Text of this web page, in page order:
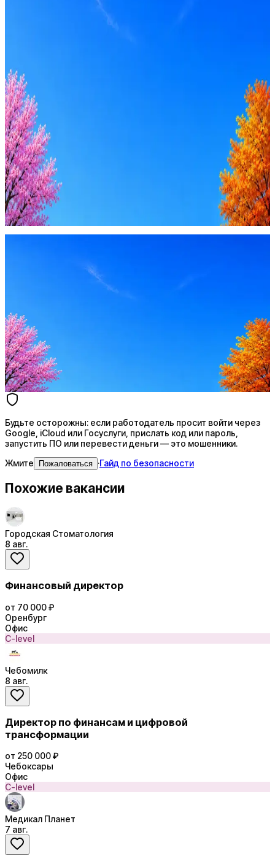
Оффер быстрее с Эйч
Будьте осторожны: если работодатель просит войти через
Google, iCloud или Госуслуги, прислать код или пароль,
запустить ПО или перевести деньги — это мошенники.
Жмите Пожаловаться
Стратегия поиска с AI: рынки, позиции, вилка, каналы
Будьте осторожны: если работодатель просит войти через
Google, iCloud или Госуслуги, прислать код или пароль,
запустить ПО или перевести деньги — это мошенники.
Жмите
Пожаловаться ·Гайд по безопасности
Похожие вакансии
Городская Стоматология
8 авг.
Финансовый директор
от 70 000 ₽
Оренбург
Офис
C-level
Чебомилк
8 авг.
Директор по финансам и цифровой
трансформации
от 250 000 ₽
Чебоксары
Офис
C-level
Медикал Планет
7 авг.